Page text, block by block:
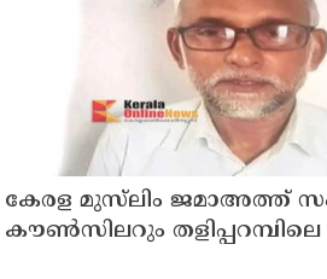
കേരള മുസ്‌ലിം ജമാഅത്ത്
കൗൺസിലറും തളിപ്പറമ്പിലെ